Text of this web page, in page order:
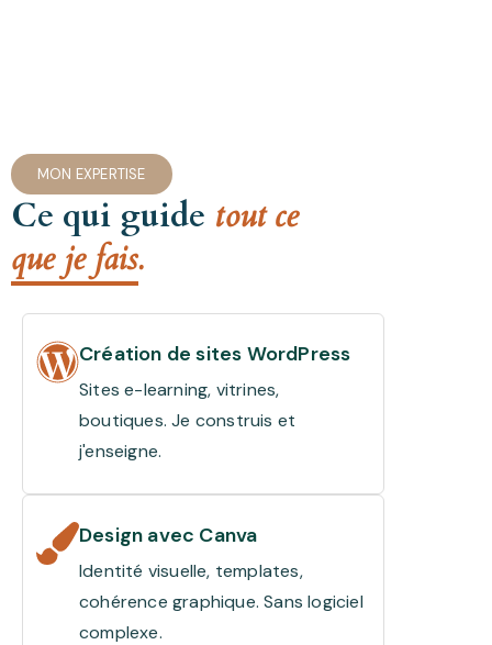
MON EXPERTISE
Ce qui guide tout ce
que je fais.
Création de sites WordPress
Sites e-learning, vitrines,
boutiques. Je construis et
j'enseigne.
Design avec Canva
Identité visuelle, templates,
cohérence graphique. Sans logiciel
complexe.